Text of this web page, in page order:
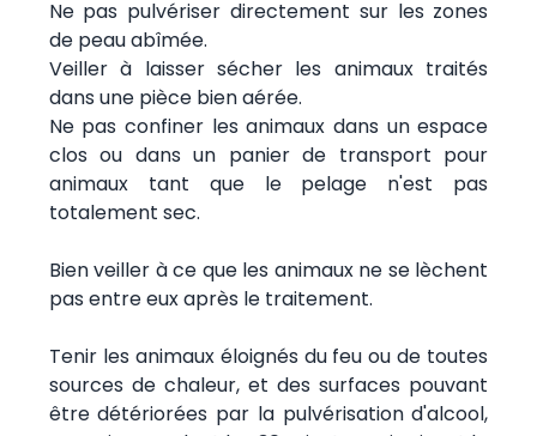
Ne pas pulvériser directement sur les zones
de peau abîmée.
Veiller à laisser sécher les animaux traités
dans une pièce bien aérée.
Ne pas confiner les animaux dans un espace
clos ou dans un panier de transport pour
animaux tant que le pelage n'est pas
totalement sec.
Bien veiller à ce que les animaux ne se lèchent
pas entre eux après le traitement.
Tenir les animaux éloignés du feu ou de toutes
sources de chaleur, et des surfaces pouvant
être détériorées par la pulvérisation d'alcool,